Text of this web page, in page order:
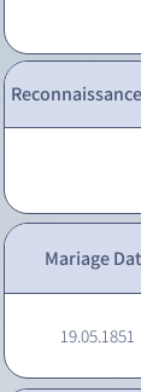
Mariage
19.05.1851